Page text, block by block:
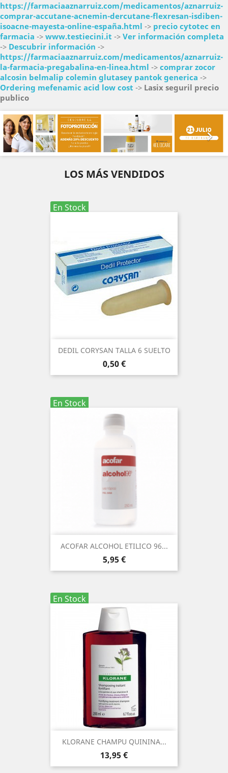
https://farmaciaaznarruiz.com/medicamentos/aznarruiz-
comprar-accutane-acnemin-dercutane-flexresan-isdiben-
isoacne-mayesta-online-españa.html -> precio cytotec en
farmacia -> www.testiecini.it -> Ver información completa
-> Descubrir información ->
https://farmaciaaznarruiz.com/medicamentos/aznarruiz-
la-farmacia-pregabalina-en-linea.html -> comprar zocor
alcosin belmalip colemin glutasey pantok generica ->
Ordering mefenamic acid low cost -> Lasix seguril precio
publico

Anterior

LOS MÁS VENDIDOS
En Stock
DEDIL CORYSAN TALLA 6 SUELTO
Precio
0,50 €
En Stock
ACOFAR ALCOHOL ETILICO 96...
Precio
5,95 €
En Stock
KLORANE CHAMPU QUININA...
Precio
13,95 €